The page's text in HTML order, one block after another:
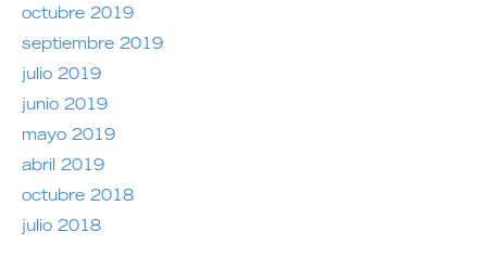
octubre 2019
septiembre 2019
julio 2019
junio 2019
mayo 2019
abril 2019
octubre 2018
julio 2018